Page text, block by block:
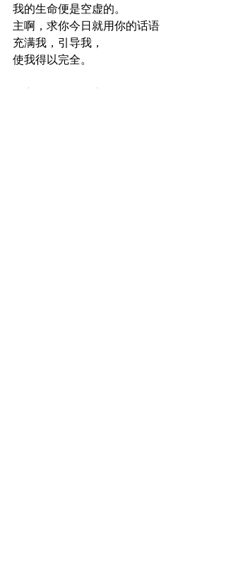
我的生命便是空虚的。
主啊，求你今日就用你的话语
充满我，引导我，
使我得以完全。